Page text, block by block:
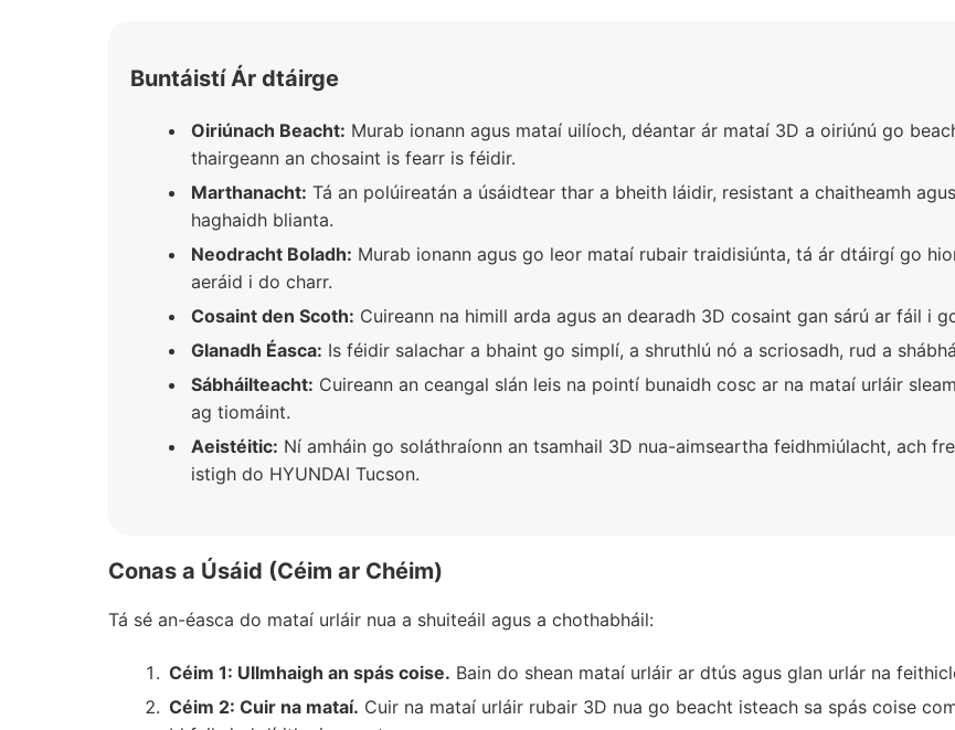
Buntáistí Ár dtáirge
Oiriúnach Beacht: Murab ionann agus mataí uilíoch, déantar ár mataí 3D a oiriúnú go
thairgeann an chosaint is fearr is féidir.
Marthanacht: Tá an polúireatán a úsáidtear thar a bheith láidir, resistant a chaitheamh
haghaidh blianta.
Neodracht Boladh: Murab ionann agus go leor mataí rubair traidisiúnta, tá ár dtáirgí go
aeráid i do charr.
Cosaint den Scoth: Cuireann na himill arda agus an dearadh 3D cosaint gan sárú ar fáil i
Glanadh Éasca: Is féidir salachar a bhaint go simplí, a shruthlú nó a scriosadh, rud a
Sábháilteacht: Cuireann an ceangal slán leis na pointí bunaidh cosc ar na mataí urláir
ag tiomáint.
Aeistéitic: Ní amháin go soláthraíonn an tsamhail 3D nua-aimseartha feidhmiúlacht, ach
istigh do HYUNDAI Tucson.
Conas a Úsáid (Céim ar Chéim)
Tá sé an-éasca do mataí urláir nua a shuiteáil agus a chothabháil:
Céim 1: Ullmhaigh an spás coise. Bain do shean mataí urláir ar dtús agus glan urlár na
Céim 2: Cuir na mataí. Cuir na mataí urláir rubair 3D nua go beacht isteach sa spás coise